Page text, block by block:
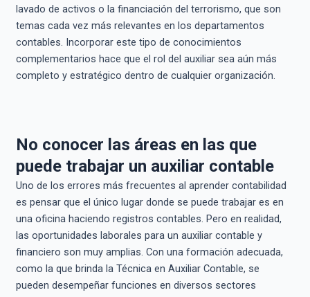
lavado de activos o la financiación del terrorismo, que son
temas cada vez más relevantes en los departamentos
contables. Incorporar este tipo de conocimientos
complementarios hace que el rol del auxiliar sea aún más
completo y estratégico dentro de cualquier organización.
No conocer las áreas en las que
puede trabajar un auxiliar contable
Uno de los errores más frecuentes al aprender contabilidad
es pensar que el único lugar donde se puede trabajar es en
una oficina haciendo registros contables. Pero en realidad,
las oportunidades laborales para un auxiliar contable y
financiero son muy amplias. Con una formación adecuada,
como la que brinda la Técnica en Auxiliar Contable, se
pueden desempeñar funciones en diversos sectores